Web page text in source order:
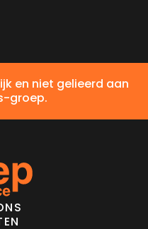
en niet gelieerd aan
groep.